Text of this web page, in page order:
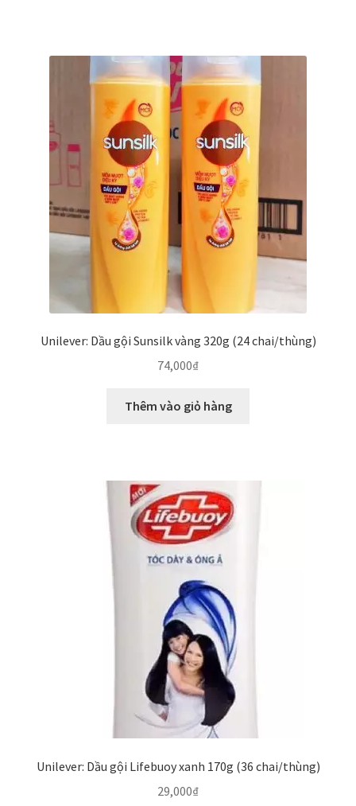
Unilever: Dầu gội Sunsilk vàng 320g (24 chai/thùng)
74,000₫
Thêm vào giỏ hàng
Unilever: Dầu gội Lifebuoy xanh 170g (36 chai/thùng)
29,000₫